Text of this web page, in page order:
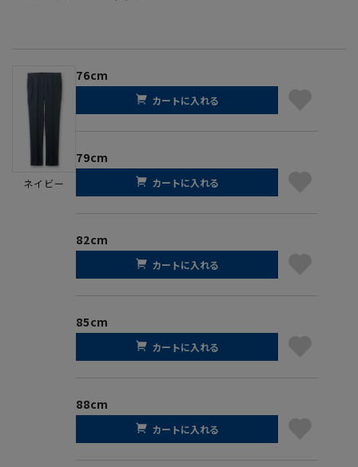
ネイビー
76cm
カートに入れる
79cm
カートに入れる
82cm
カートに入れる
85cm
カートに入れる
88cm
カートに入れる